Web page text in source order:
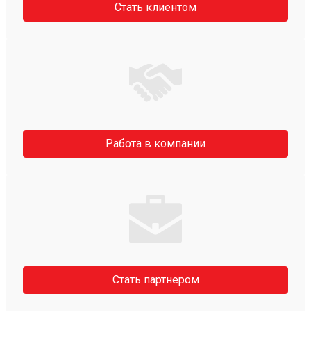
Стать клиентом
Работа в компании
Стать партнером